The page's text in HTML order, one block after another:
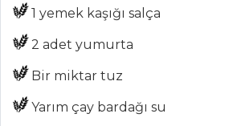
MENÜLER
Tüm
Kategoriler
1 yemek kaşığı salça
2 adet yumurta
Bir miktar tuz
Yarım çay bardağı su